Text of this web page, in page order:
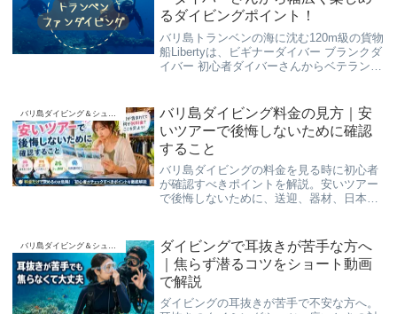
るダイビングポイント！
バリ島トランベンの海に沈む120m級の貨物
船Libertyは、ビギナーダイバー ブランクダ
イバー 初心者ダイバーさんからベテランさ
らげ村がご案内致します。
バリ島ダイビング料金の見方｜安
いツアーで後悔しないために確認
すること
バリ島ダイビングの料金を見る時に初心者
が確認すべきポイントを解説。安いツアー
で後悔しないために、送迎、器材、日本語
ます。
バリ島ダイビング＆シュノーケリング
ダイビングで耳抜きが苦手な方へ
｜焦らず潜るコツをショート動画
で解説
ダイビングの耳抜きが苦手で不安な方へ。